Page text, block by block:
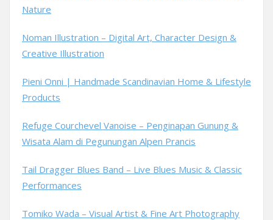
Nature
Noman Illustration – Digital Art, Character Design &
Creative Illustration
Pieni Onni | Handmade Scandinavian Home & Lifestyle
Products
Refuge Courchevel Vanoise – Penginapan Gunung &
Wisata Alam di Pegunungan Alpen Prancis
Tail Dragger Blues Band – Live Blues Music & Classic
Performances
Tomiko Wada – Visual Artist & Fine Art Photography